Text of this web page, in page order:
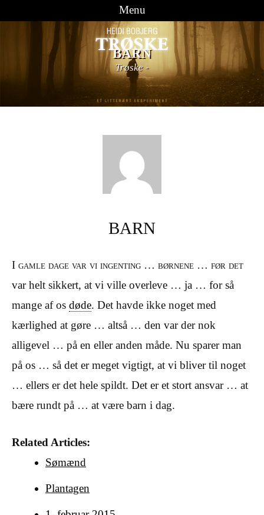
Menu
Videre til indhold
BARN
Trøske-
BARN
I gamle dage var vi ingenting … børnene … før det
var helt sikkert, at vi ville overleve … ja … for så
mange af os døde. Det havde ikke noget med
kærlighed at gøre … altså … den var der nok
alligevel … på en eller anden måde. Nu sparer man
på os … så det er meget vigtigt, at vi bliver til noget
… ellers er det hele spildt. Det er et stort ansvar … at
bære rundt på … at være barn i dag.
Related Articles:
Sømænd
Plantagen